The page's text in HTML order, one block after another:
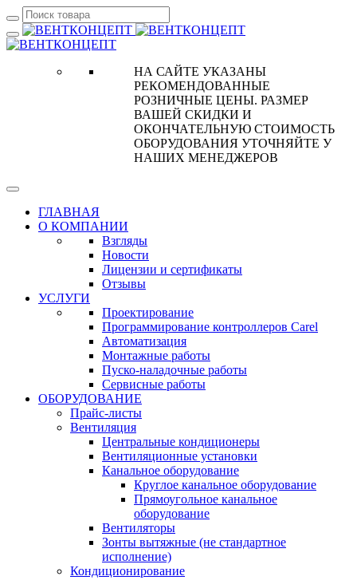
НА САЙТЕ УКАЗАНЫ
РЕКОМЕНДОВАННЫЕ
РОЗНИЧНЫЕ ЦЕНЫ. РАЗМЕР
ВАШЕЙ СКИДКИ И
ОКОНЧАТЕЛЬНУЮ СТОИМОСТЬ
ОБОРУДОВАНИЯ УТОЧНЯЙТЕ У
НАШИХ МЕНЕДЖЕРОВ
ГЛАВНАЯ
О КОМПАНИИ
Взгляды
Новости
Лицензии и сертификаты
Отзывы
УСЛУГИ
Проектирование
Программирование контроллеров Carel
Автоматизация
Монтажные работы
Пуско-наладочные работы
Сервисные работы
ОБОРУДОВАНИЕ
Прайс-листы
Вентиляция
Центральные кондиционеры
Вентиляционные установки
Канальное оборудование
Круглое канальное оборудование
Прямоугольное канальное
оборудование
Вентиляторы
Зонты вытяжные (не стандартное
исполнение)
Кондиционирование